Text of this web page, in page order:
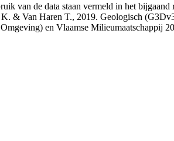
van de data staan vermeld in het
& Van Haren T., 2019. Geologisch
en Vlaamse Milieumaatschappij